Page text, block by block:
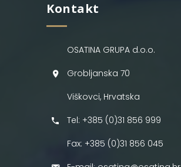
Kontakt
OSATINA GRUPA d.o.o.
Grobljanska 70
Viškovci, Hrvatska
Tel: +385 (0)31 856 999
Fax: +385 (0)31 856 045